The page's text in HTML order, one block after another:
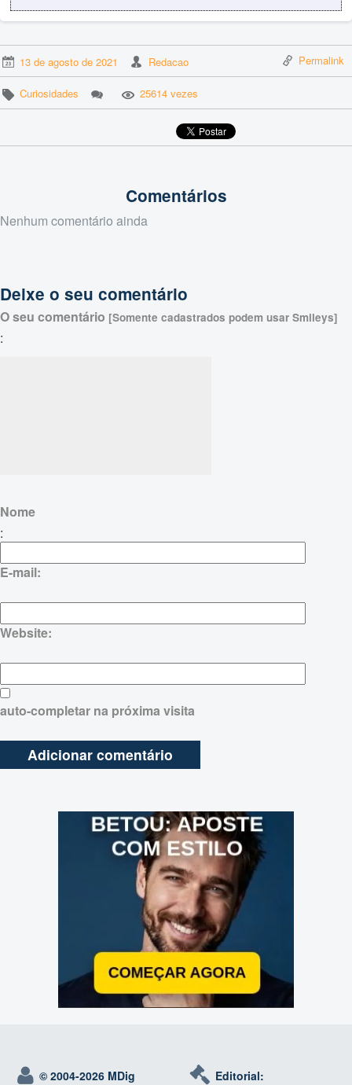
13 de agosto de 2021 Redacao Permalink
Curiosidades 25614 vezes
Comentários
Nenhum comentário ainda
Deixe o seu comentário
O seu comentário [Somente cadastrados podem usar Smileys]
:
Nome
:
E-mail:
Website:
auto-completar na próxima visita
© 2004-2026 MDig Editorial: